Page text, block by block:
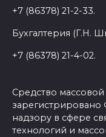
+7 (86378) 21-2-33.
Бухгалтерия (Г.Н.
+7 (86378) 21-4-02.
Средство
надзору в сфере
технологий и